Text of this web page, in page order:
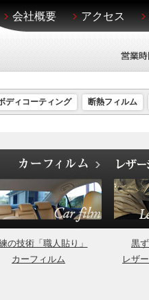
会社概要 アクセス
ディコーティング 断熱フィルム
の技術「職人貼り」
カーフィルム
黒
レザ